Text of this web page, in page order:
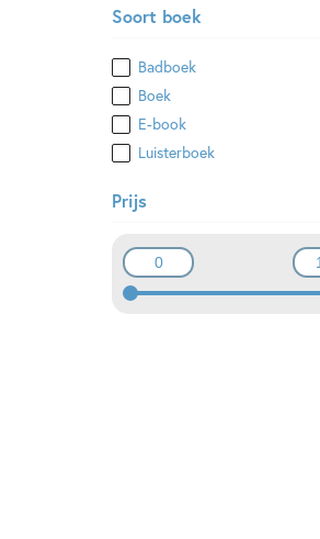
Soort boek
Badboek
Boek
E-book
Luisterboek
Prijs